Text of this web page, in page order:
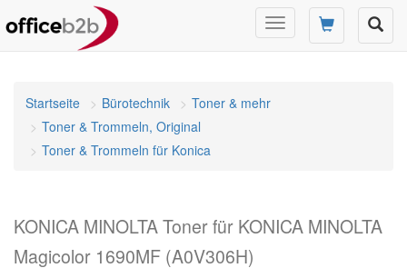
Navigation
umschalten
Startseite Bürotechnik
Toner & mehr
Toner & Trommeln, Original
Toner & Trommeln für Konica
KONICA MINOLTA Toner für KONICA MINOLTA
Magicolor 1690MF (A0V306H)